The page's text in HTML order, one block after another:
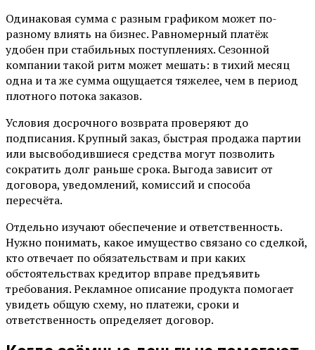
Одинаковая сумма с разным графиком может по-
разному влиять на бизнес. Равномерный платёж
удобен при стабильных поступлениях. Сезонной
компании такой ритм может мешать: в тихий месяц
одна и та же сумма ощущается тяжелее, чем в период
плотного потока заказов.
Условия досрочного возврата проверяют до
подписания. Крупный заказ, быстрая продажа партии
или высвободившиеся средства могут позволить
сократить долг раньше срока. Выгода зависит от
договора, уведомлений, комиссий и способа
пересчёта.
Отдельно изучают обеспечение и ответственность.
Нужно понимать, какое имущество связано со сделкой,
кто отвечает по обязательствам и при каких
обстоятельствах кредитор вправе предъявить
требования. Рекламное описание продукта помогает
увидеть общую схему, но платежи, сроки и
ответственность определяет договор.